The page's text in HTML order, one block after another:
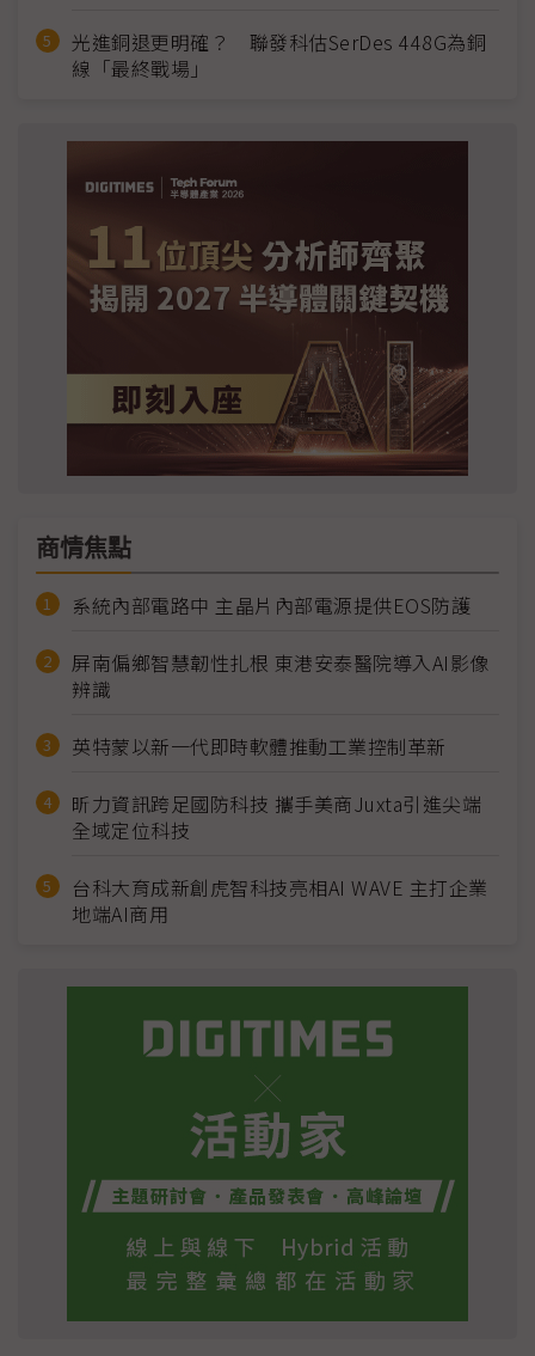
光進銅退更明確？ 聯發科估SerDes 448G為銅
線「最終戰場」
商情焦點
系統內部電路中 主晶片內部電源提供EOS防護
屏南偏鄉智慧韌性扎根 東港安泰醫院導入AI影像
辨識
英特蒙以新一代即時軟體推動工業控制革新
昕力資訊跨足國防科技 攜手美商Juxta引進尖端
全域定位科技
台科大育成新創虎智科技亮相AI WAVE 主打企業
地端AI商用